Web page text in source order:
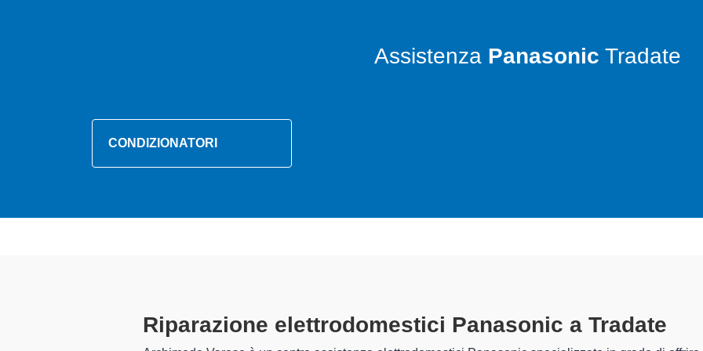
Assistenza Panasonic Tradate
CONDIZIONATORI
Tecnici Elettrodomestici Panasonic A Tradate